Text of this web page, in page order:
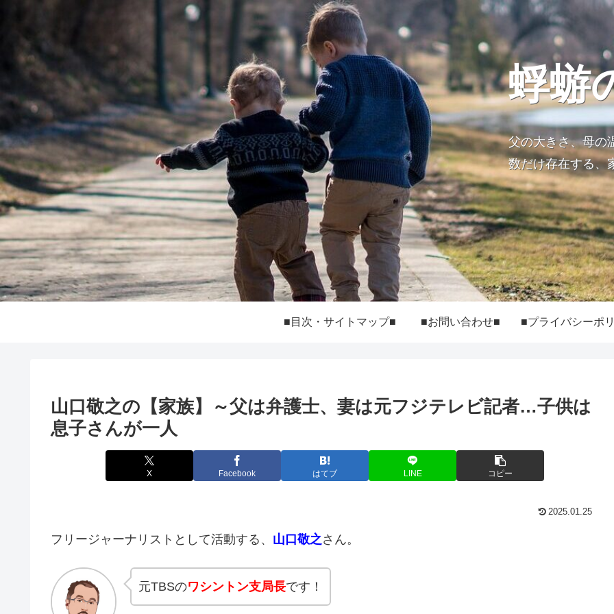
蜉蝣
父の大きさ、母の
数だけ存在する、
■目次・サイトマップ■ ■お問い合わせ■
山口敬之の【家族】～父は弁護士、妻は元フジテレビ記者…子供は
息子さんが一人
X Facebook はてブ LINE コピー
2025.01.25
フリージャーナリストとして活動する、 山口敬之さん。
元TBSのワシントン支局長です！